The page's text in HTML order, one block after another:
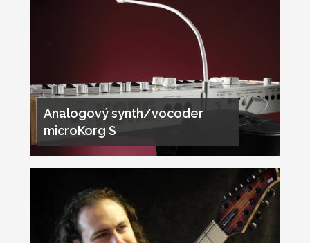
Analogový synth/vocoder
microKorg S